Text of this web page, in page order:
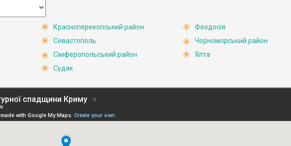
Красноперекопський район
Севастополь
Сімферопольський район
Судак
Феодосія
Чорноморський район
Ялта